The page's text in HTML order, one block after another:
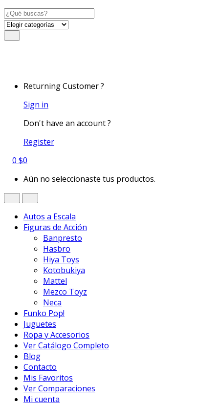
Search
for:
Returning Customer ?
Sign in
Don't have an account ?
Register
0 $0
Aún no seleccionaste tus productos.
Autos a Escala
Figuras de Acción
Banpresto
Hasbro
Hiya Toys
Kotobukiya
Mattel
Mezco Toyz
Neca
Funko Pop!
Juguetes
Ropa y Accesorios
Ver Catálogo Completo
Blog
Contacto
Mis Favoritos
Ver Comparaciones
Mi cuenta